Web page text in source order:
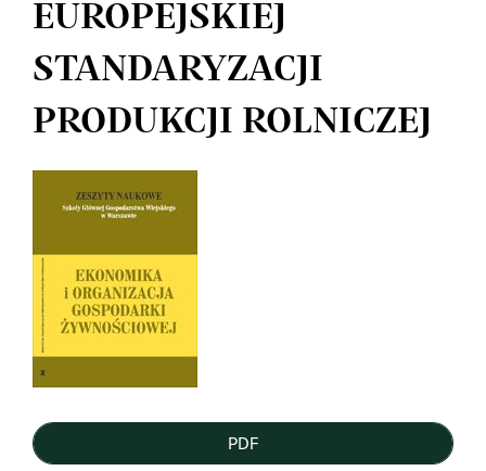
EUROPEJSKIEJ
STANDARYZACJI
PRODUKCJI ROLNICZEJ
Article
Sidebar
PDF